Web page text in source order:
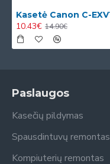
10.43€ 14.90€
Paslaugos
Kasečių pildymas
Spausdintuvų remontas
Kompiuterių remontas